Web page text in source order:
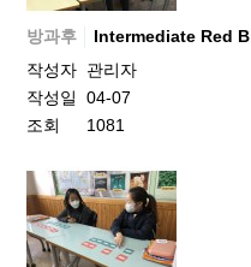
방과후
Intermediate Red B
작성자 관리자
작성일
04-07
조회
1081